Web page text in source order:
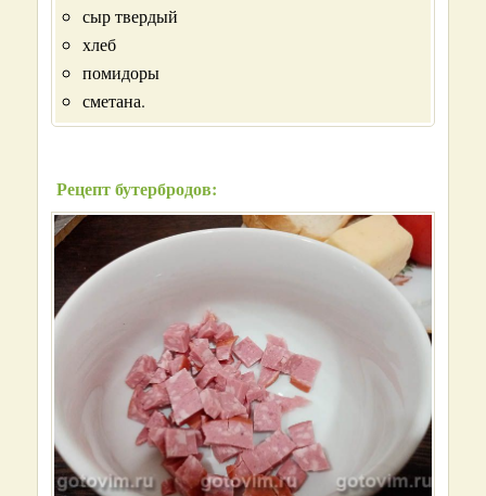
сыр твердый
хлеб
помидоры
сметана.
Рецепт бутербродов: